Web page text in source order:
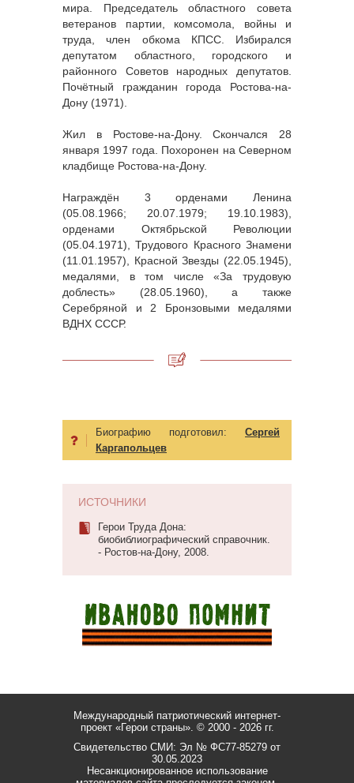
мира. Председатель областного совета
ветеранов партии, комсомола, войны и
труда, член обкома КПСС. Избирался
депутатом областного, городского и
районного Советов народных депутатов.
Почётный гражданин города Ростова-на-
Дону (1971).
Жил в Ростове-на-Дону. Скончался 28
января 1997 года. Похоронен на Северном
кладбище Ростова-на-Дону.
Награждён 3 орденами Ленина
(05.08.1966; 20.07.1979; 19.10.1983),
орденами Октябрьской Революции
(05.04.1971), Трудового Красного Знамени
(11.01.1957), Красной Звезды (22.05.1945),
медалями, в том числе «За трудовую
доблесть» (28.05.1960), а также
Серебряной и 2 Бронзовыми медалями
ВДНХ СССР.
Биографию подготовил: Сергей
Каргапольцев
ИСТОЧНИКИ
Герои Труда Дона:
биобиблиографический справочник.
- Ростов-на-Дону, 2008.
Международный патриотический интернет-
проект «Герои страны». © 2000 - 2026 гг.
Свидетельство СМИ: Эл № ФС77-85279 от
30.05.2023
Несанкционированное использование